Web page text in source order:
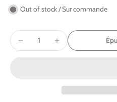
Out of stock / Sur commande